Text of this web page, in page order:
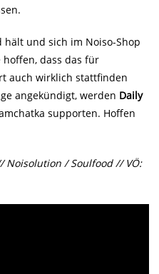
und sich im Noiso-Shop
dass das für
auch wirklich stattfinden
angekündigt, werden Daily
supporten. Hoffen
Noisolution / Soulfood // VÖ: